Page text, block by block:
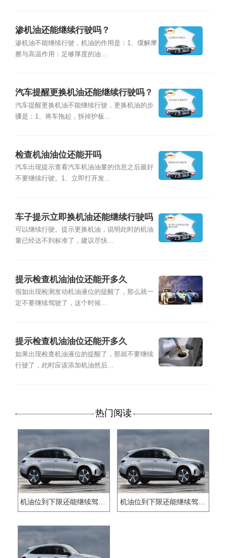
渗机油还能继续行驶吗？
渗机油不能继续行驶，机油的作用是：1、缓解摩
擦与高温作用：足够厚度的油...
汽车提醒更换机油还能继续行驶吗？
汽车提醒更换机油不能继续行驶，更换机油的步
骤是：1、将车拖起，拆掉护板...
检查机油油位还能开吗
汽车出现提示查看汽车机油油量的信息之后最好
不要继续行驶。1、立即打开发...
车子提示立即换机油还能继续行驶吗
可以继续行驶。提示更换机油，说明此时的机油
量已经达不到标准了，建议尽快...
提示检查机油油位还能开多久
假如出现检测发动机油液位的提醒了，那么就一
定不要继续驾驶了，这个时候...
提示检查机油油位还能开多久
如果出现检查机油液位的提醒了，那就不要继续
行驶了，此时应该添加机油然后...
热门阅读